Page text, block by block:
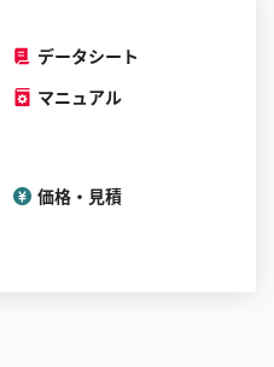
データシート
マニュアル
価格・見積